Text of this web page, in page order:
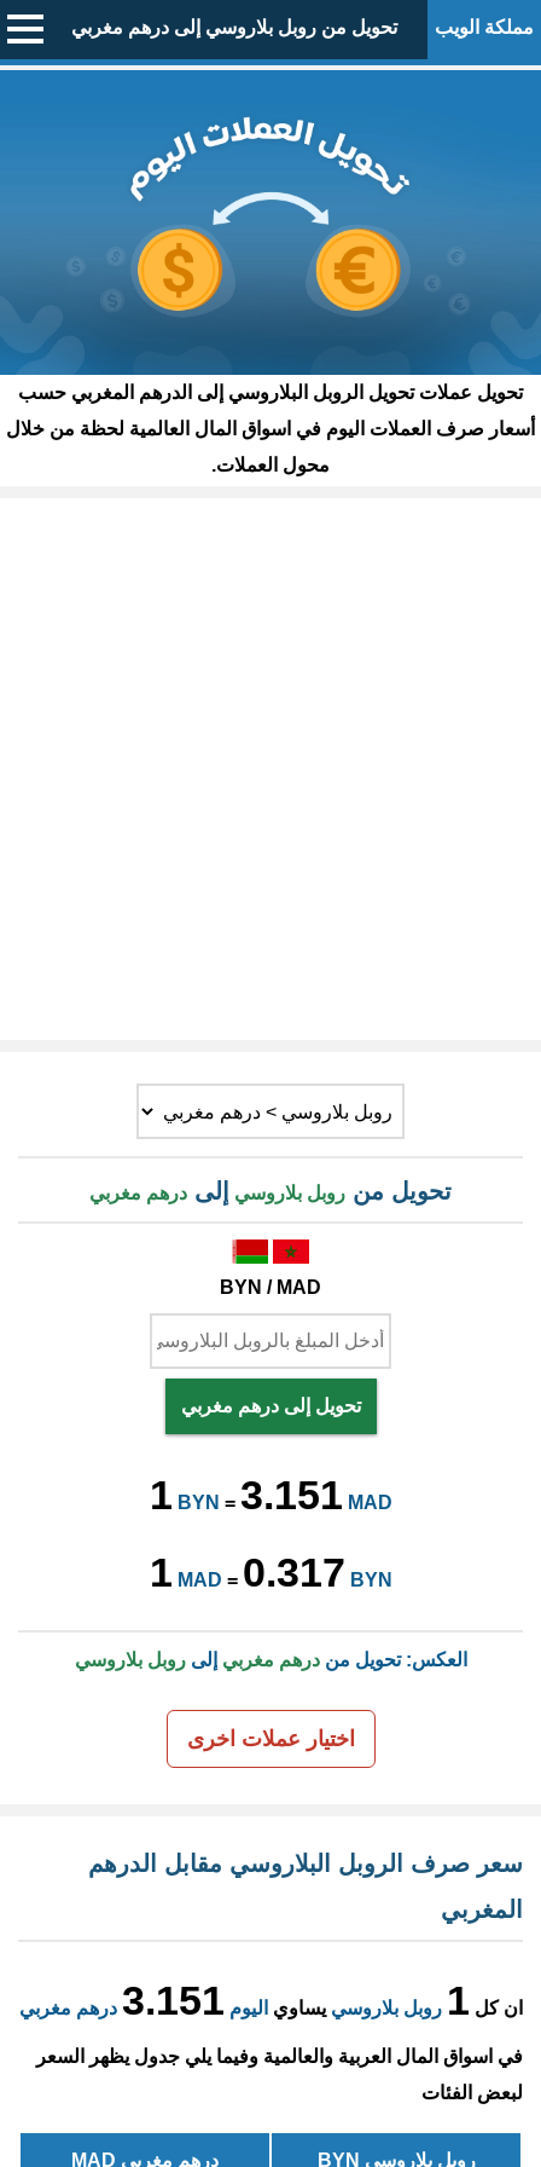
مملكة الويب تحويل من روبل بلاروسي إلى درهم مغربي
تحويل عملات تحويل الروبل البلاروسي إلى الدرهم المغربي حسب
أسعار صرف العملات اليوم في اسواق المال العالمية لحظة من خلال
محول العملات.
تحويل من روبل بلاروسي إلى درهم مغربي
BYN / MAD
تحويل إلى درهم مغربي
1 BYN = 3.151 MAD
1 MAD = 0.317 BYN
العكس: تحويل مندرهم مغربي إلىروبل بلاروسي
اختيار عملات اخرى
سعر صرف الروبل البلاروسي مقابل الدرهم
المغربي
ان كل 1 روبل بلاروسي يساوي اليوم 3.151 درهم مغربي
في اسواق المال العربية والعالمية وفيما يلي جدول يظهر السعر
لبعض الفئات
روبل بلاروسي BYN درهم مغربي MAD